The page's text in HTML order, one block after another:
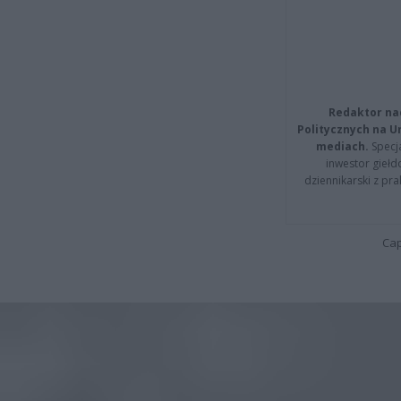
Redaktor
Politycznych na
mediach.
inwestor
dziennikarski z